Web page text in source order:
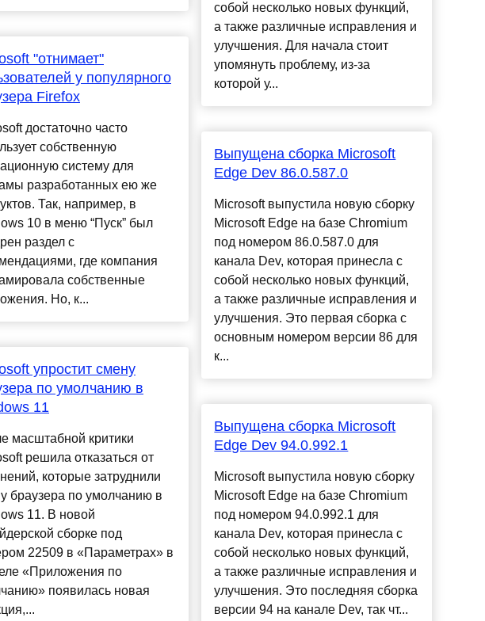
"отнимает"
у популярного
Firefox
достаточно часто
собственную
систему для
разработанных ею же
Так, например, в
10 в меню “Пуск” был
раздел с
где компания
собственные
Но, к...
упростит смену
по умолчанию в
11
масштабной критики
решила отказаться от
которые затруднили
браузера по умолчанию в
11. В новой
сборке под
22509 в «Параметрах» в
«Приложения по
появилась новая
собой несколько новых функций,
а также различные исправления и
улучшения. Для начала стоит
упомянуть проблему, из-за
которой у...
Выпущена сборка Microsoft
Edge Dev 86.0.587.0
Microsoft выпустила новую сборку
Microsoft Edge на базе Chromium
под номером 86.0.587.0 для
канала Dev, которая принесла с
собой несколько новых функций,
а также различные исправления и
улучшения. Это первая сборка с
основным номером версии 86 для
к...
Выпущена сборка Microsoft
Edge Dev 94.0.992.1
Microsoft выпустила новую сборку
Microsoft Edge на базе Chromium
под номером 94.0.992.1 для
канала Dev, которая принесла с
собой несколько новых функций,
а также различные исправления и
улучшения. Это последняя сборка
версии 94 на канале Dev, так чт...